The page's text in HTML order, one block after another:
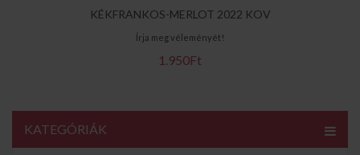
KÉKFRANKOS-MERLOT 2022 KOV
Írja meg véleményét!
1.950Ft
KATEGÓRIÁK